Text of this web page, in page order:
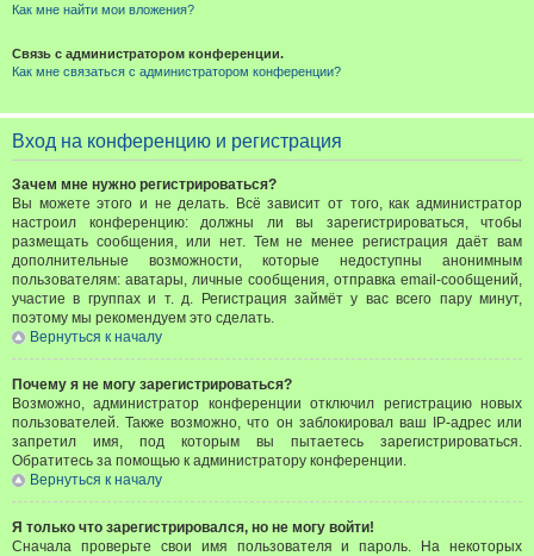
Как мне найти мои вложения?
Связь с администратором конференции.
Как мне связаться с администратором конференции?
Вход на конференцию и регистрация
Зачем мне нужно регистрироваться?
Вы можете этого и не делать. Всё зависит от того, как администратор
настроил конференцию: должны ли вы зарегистрироваться, чтобы
размещать сообщения, или нет. Тем не менее регистрация даёт вам
дополнительные возможности, которые недоступны анонимным
пользователям: аватары, личные сообщения, отправка email-сообщений,
участие в группах и т. д. Регистрация займёт у вас всего пару минут,
поэтому мы рекомендуем это сделать.
Вернуться к началу
Почему я не могу зарегистрироваться?
Возможно, администратор конференции отключил регистрацию новых
пользователей. Также возможно, что он заблокировал ваш IP-адрес или
запретил имя, под которым вы пытаетесь зарегистрироваться.
Обратитесь за помощью к администратору конференции.
Вернуться к началу
Я только что зарегистрировался, но не могу войти!
Сначала проверьте свои имя пользователя и пароль. На некоторых